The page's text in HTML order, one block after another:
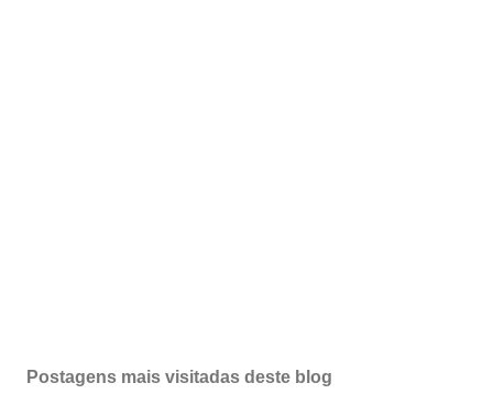
Postagens mais visitadas deste blog